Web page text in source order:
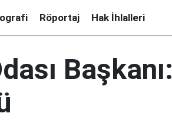
Röportaj Hak İhlalleri
Başkanı: